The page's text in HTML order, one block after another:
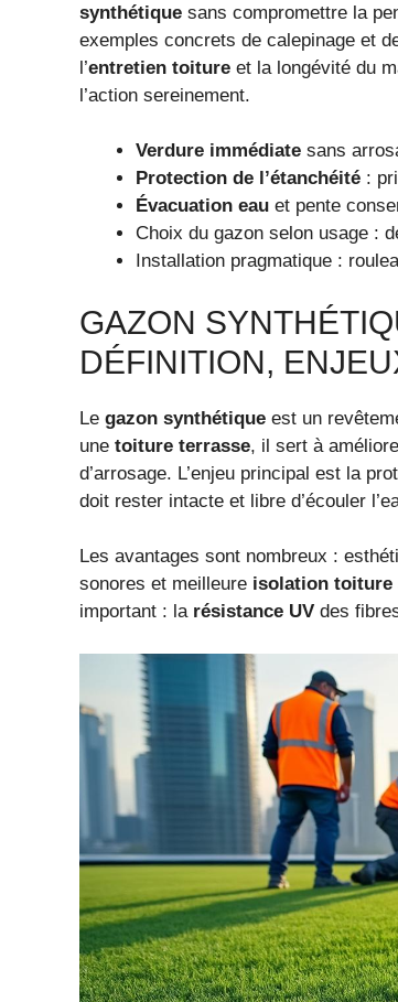
synthétique sans compromettre la
exemples concrets de calepinage et
l’entretien toiture et la longévité du
l’action sereinement.
Verdure immédiate sans
Protection de l’étanchéité :
Évacuation eau et pente
Choix du gazon selon usage :
Installation pragmatique :
GAZON
DÉFINITION,
Le gazon synthétique est un
une toiture terrasse, il sert à
d’arrosage. L’enjeu principal est la
doit rester intacte et libre d’écouler
Les avantages sont nombreux :
sonores et meilleure isolation toiture
important : la résistance UV des